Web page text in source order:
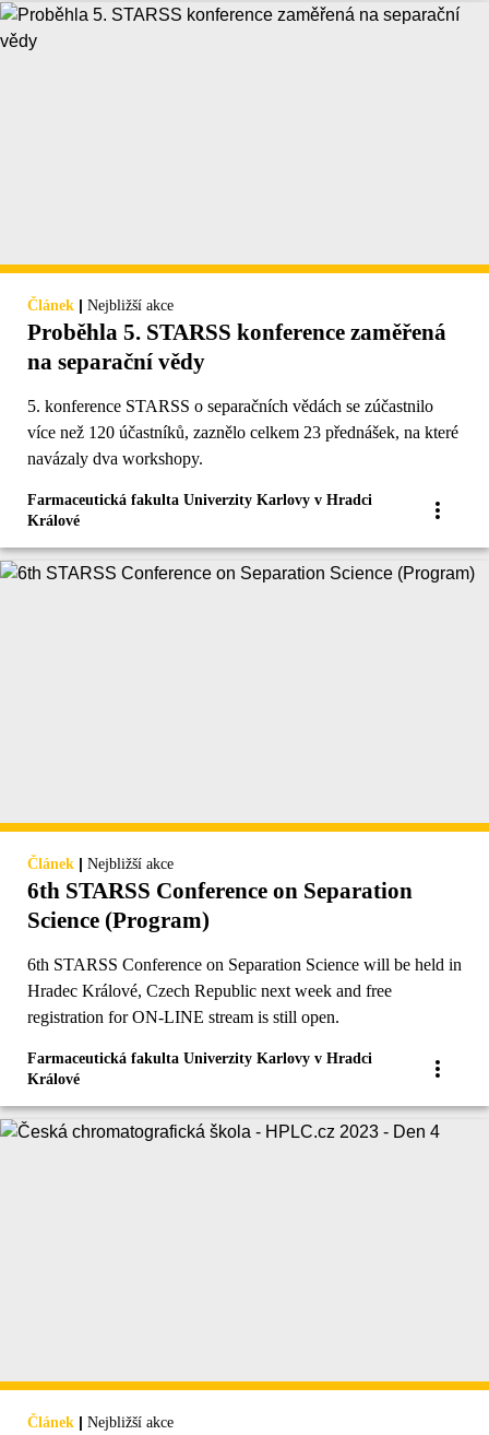
Článek | Nejbližší akce
Proběhla 5. STARSS konference zaměřená
na separační vědy
5. konference STARSS o separačních vědách se zúčastnilo
více než 120 účastníků, zaznělo celkem 23 přednášek, na které
navázaly dva workshopy.
Farmaceutická fakulta Univerzity Karlovy v Hradci
Králové
Článek | Nejbližší akce
6th STARSS Conference on Separation
Science (Program)
6th STARSS Conference on Separation Science will be held in
Hradec Králové, Czech Republic next week and free
registration for ON-LINE stream is still open.
Farmaceutická fakulta Univerzity Karlovy v Hradci
Králové
Článek | Nejbližší akce